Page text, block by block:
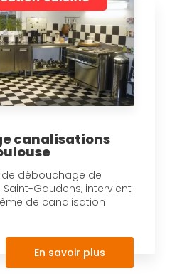
canalisations
de débouchage de
Gaudens, intervient
de canalisation
En savoir plus